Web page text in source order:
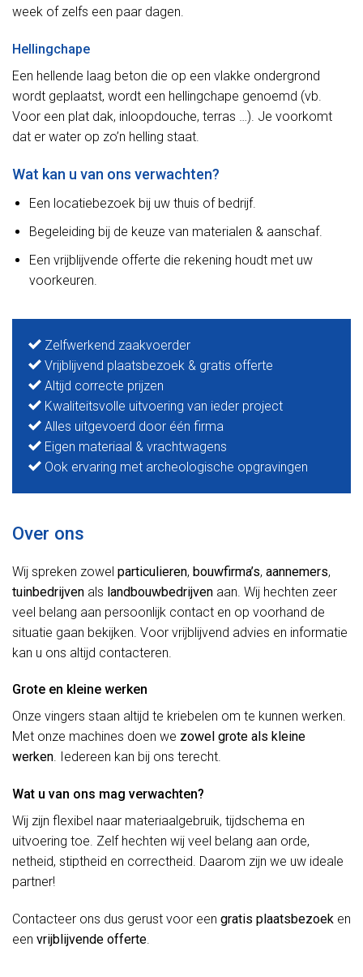
week of zelfs een paar dagen.
Hellingchape
Een hellende laag beton die op een vlakke ondergrond
wordt geplaatst, wordt een hellingchape genoemd (vb.
Voor een plat dak, inloopdouche, terras …). Je voorkomt
dat er water op zo’n helling staat.
Wat kan u van ons verwachten?
Een locatiebezoek bij uw thuis of bedrijf.
Begeleiding bij de keuze van materialen & aanschaf.
Een vrijblijvende offerte die rekening houdt met uw
voorkeuren.
Zelfwerkend zaakvoerder
Vrijblijvend plaatsbezoek & gratis offerte
Altijd correcte prijzen
Kwaliteitsvolle uitvoering van ieder project
Alles uitgevoerd door één firma
Eigen materiaal & vrachtwagens
Ook ervaring met archeologische opgravingen
Over ons
Wij spreken zowel particulieren, bouwfirma’s, aannemers,
tuinbedrijven als landbouwbedrijven aan. Wij hechten zeer
veel belang aan persoonlijk contact en op voorhand de
situatie gaan bekijken. Voor vrijblijvend advies en informatie
kan u ons altijd contacteren.
Grote en kleine werken
Onze vingers staan altijd te kriebelen om te kunnen werken.
Met onze machines doen we zowel grote als kleine
werken. Iedereen kan bij ons terecht.
Wat u van ons mag verwachten?
Wij zijn flexibel naar materiaalgebruik, tijdschema en
uitvoering toe. Zelf hechten wij veel belang aan orde,
netheid, stiptheid en correctheid. Daarom zijn we uw ideale
partner!
Contacteer ons dus gerust voor een gratis plaatsbezoek en
een vrijblijvende offerte.